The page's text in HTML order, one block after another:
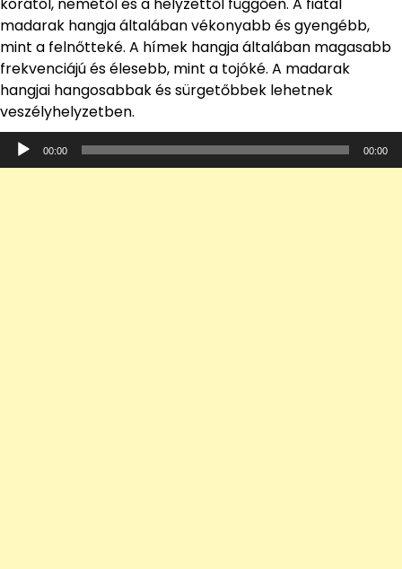
korától, nemétől és a helyzettől függően. A fiatal
madarak hangja általában vékonyabb és gyengébb,
mint a felnőtteké. A hímek hangja általában magasabb
frekvenciájú és élesebb, mint a tojóké. A madarak
hangjai hangosabbak és sürgetőbbek lehetnek
veszélyhelyzetben.
Audió
lejátszó
00:00 00:00